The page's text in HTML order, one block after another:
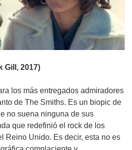
Gill, 2017)
los más entregados admiradores
de The Smiths. Es un biopic de
no suena ninguna de sus
que redefinió el rock de los
Reino Unido. Es decir, esta no es